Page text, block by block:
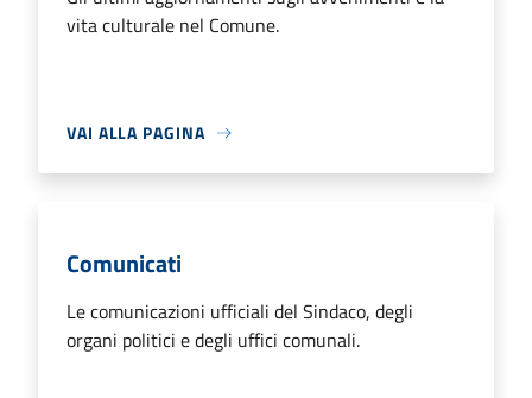
vita culturale nel Comune.
VAI ALLA PAGINA
Comunicati
Le comunicazioni ufficiali del Sindaco, degli
organi politici e degli uffici comunali.